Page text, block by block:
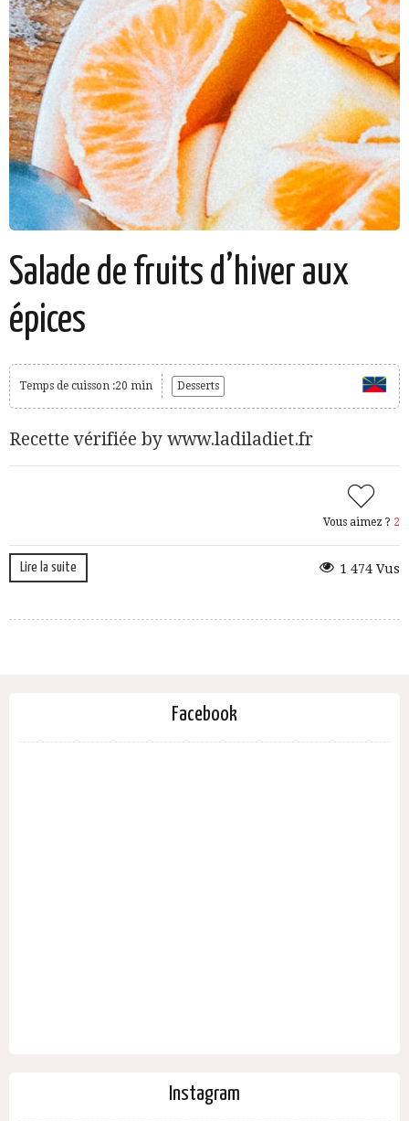
Salade de fruits d’hiver aux
épices
Temps de cuisson :20 min Desserts
Recette vérifiée by www.ladiladiet.fr
Vous aimez ? 2
Lire la suite 1 474 Vus
Facebook
Instagram